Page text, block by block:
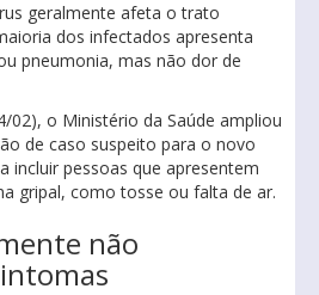
geralmente afeta o trato
dos infectados apresenta
pneumonia, mas não dor de
02), o Ministério da Saúde ampliou
de caso suspeito para o novo
incluir pessoas que apresentem
gripal, como tosse ou falta de ar.
não